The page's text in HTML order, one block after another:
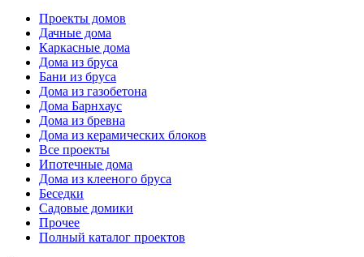
Проекты домов
Дачные дома
Каркасные дома
Дома из бруса
Бани из бруса
Дома из газобетона
Дома Барнхаус
Дома из бревна
Дома из керамических блоков
Все проекты
Ипотечные дома
Дома из клееного бруса
Беседки
Садовые домики
Прочее
Полный каталог проектов